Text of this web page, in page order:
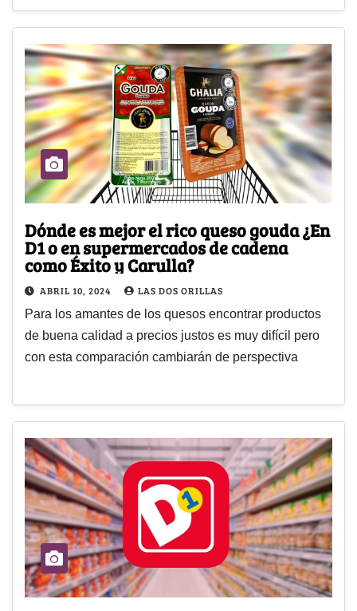
Dónde es mejor el rico queso gouda ¿En
D1 o en supermercados de cadena
como Éxito y Carulla?
ABRIL 10, 2024 LAS DOS ORILLAS
Para los amantes de los quesos encontrar productos
de buena calidad a precios justos es muy difícil pero
con esta comparación cambiarán de perspectiva